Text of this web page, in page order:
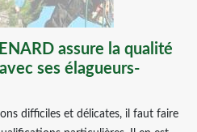
assure la qualité
ses élagueurs-
difficiles et délicates, il faut faire